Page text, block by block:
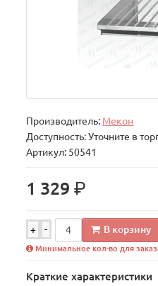
Производитель: Мекон
Доступность: Уточните в
Артикул: 50541
1 329р.
+ - В корзину
Минимальное кол-во для
Краткие характеристики